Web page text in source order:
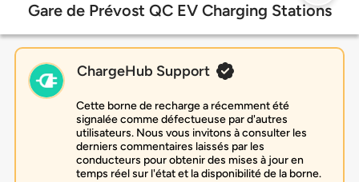
Gare de Prévost QC EV Charging Stations
ChargeHub Support
Cette borne de recharge a récemment été
signalée comme défectueuse par d'autres
utilisateurs. Nous vous invitons à consulter les
derniers commentaires laissés par les
conducteurs pour obtenir des mises à jour en
temps réel sur l'état et la disponibilité de la borne.